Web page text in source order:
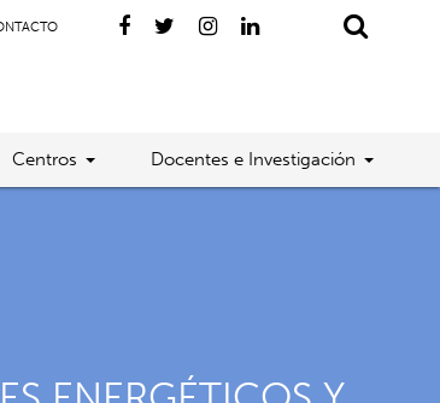
Centros Docentes e Investigación